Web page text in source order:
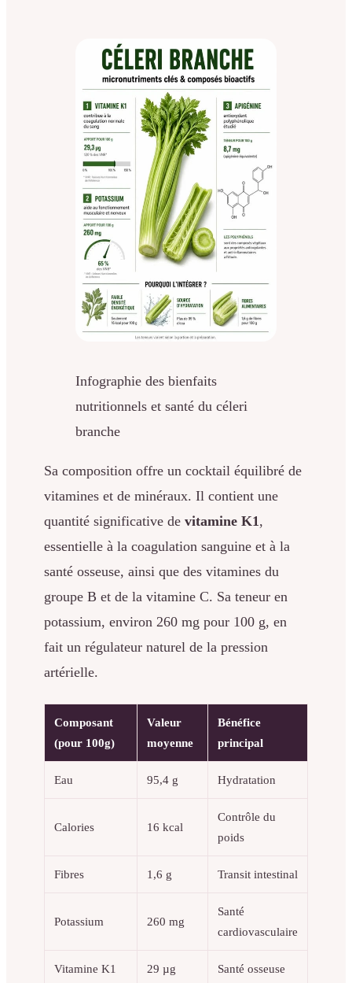
Infographie des bienfaits
nutritionnels et santé du céleri
branche
Sa composition offre un cocktail équilibré de
vitamines et de minéraux. Il contient une
quantité significative de vitamine K1 ,
essentielle à la coagulation sanguine et à la
santé osseuse, ainsi que des vitamines du
groupe B et de la vitamine C. Sa teneur en
potassium, environ 260 mg pour 100 g, en
fait un régulateur naturel de la pression
artérielle.
Composant
(pour 100g)
Valeur
moyenne
Bénéfice
principal
Eau 95,4 g Hydratation
Calories 16 kcal
Contrôle du
poids
Fibres 1,6 g Transit intestinal
Potassium 260 mg
Santé
cardiovasculaire
Vitamine K1 29 µg Santé osseuse